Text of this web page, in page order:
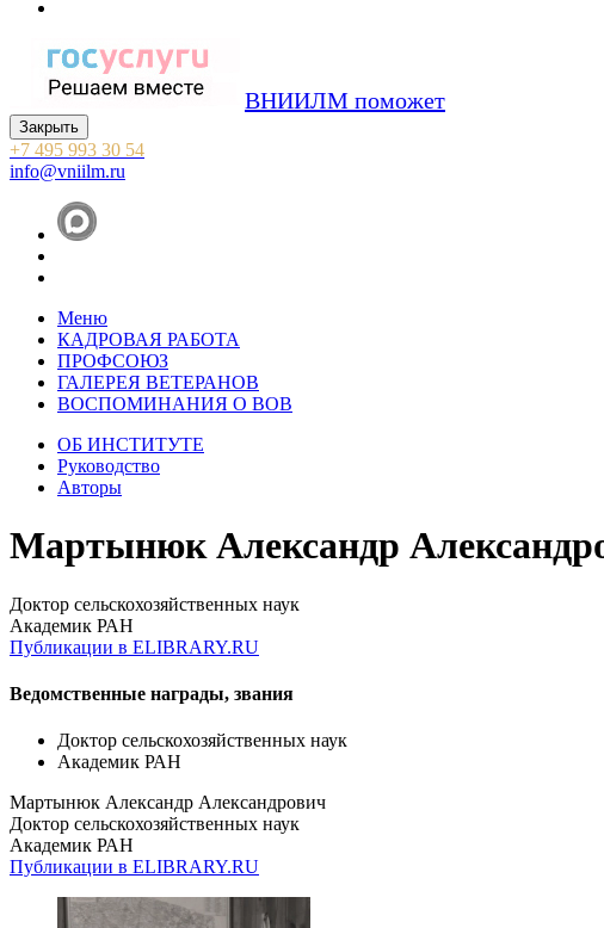
ВНИИЛМ поможет
Закрыть
+7 495 993 30 54
info@vniilm.ru
Меню
КАДРОВАЯ РАБОТА
ПРОФСОЮЗ
ГАЛЕРЕЯ ВЕТЕРАНОВ
ВОСПОМИНАНИЯ О ВОВ
ОБ ИНСТИТУТЕ
Руководство
Авторы
Мартынюк Александр
Доктор сельскохозяйственных наук
Академик РАН
Публикации в ELIBRARY.RU
Ведомственные награды, звания
Доктор сельскохозяйственных наук
Академик РАН
Мартынюк Александр Александрович
Доктор сельскохозяйственных наук
Академик РАН
Публикации в ELIBRARY.RU